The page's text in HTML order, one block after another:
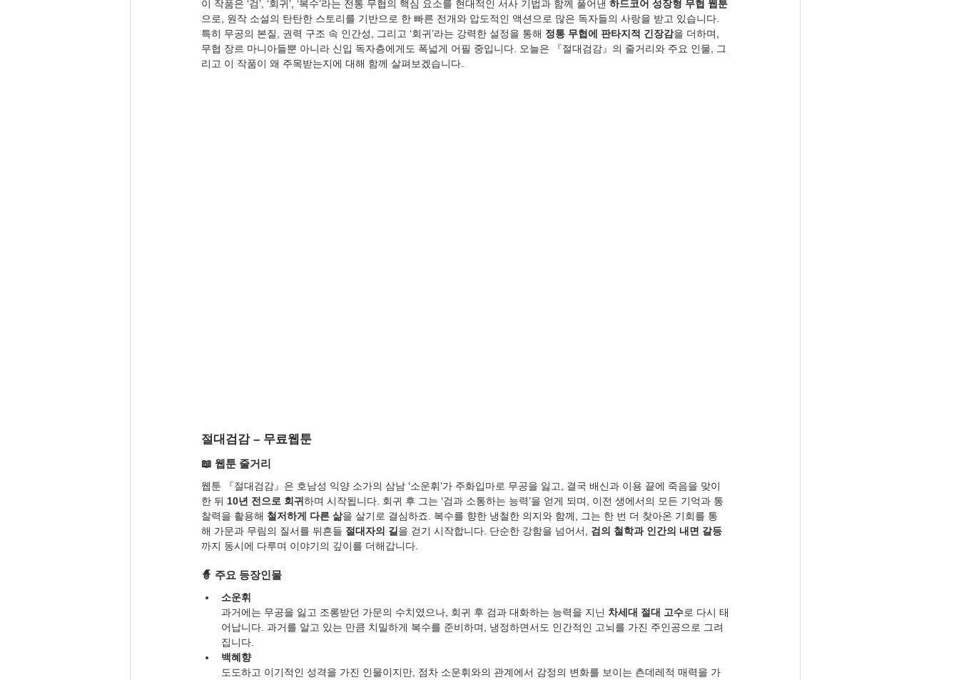
이 작품은 ‘검’, ‘회귀’, ‘복수’라는 전통 무협의 핵심 요소를 현대적인 서사 기법과 함께 풀어낸 하드코어 성장형 무협 웹툰
으로, 원작 소설의 탄탄한 스토리를 기반으로 한 빠른 전개와 압도적인 액션으로 많은 독자들의 사랑을 받고 있습니다.
특히 무공의 본질, 권력 구조 속 인간성, 그리고 ‘회귀’라는 강력한 설정을 통해 정통 무협에 판타지적 긴장감을 더하며,
무협 장르 마니아들뿐 아니라 신입 독자층에게도 폭넓게 어필 중입니다. 오늘은 『절대검감』의 줄거리와 주요 인물, 그
리고 이 작품이 왜 주목받는지에 대해 함께 살펴보겠습니다.
절대검감 – 무료웹툰
📖 웹툰 줄거리
웹툰 『절대검감』은 호남성 익양 소가의 삼남 ‘소운휘’가 주화입마로 무공을 잃고, 결국 배신과 이용 끝에 죽음을 맞이
한 뒤 10년 전으로 회귀하며 시작됩니다. 회귀 후 그는 ‘검과 소통하는 능력’을 얻게 되며, 이전 생에서의 모든 기억과 통
찰력을 활용해 철저하게 다른 삶을 살기로 결심하죠. 복수를 향한 냉철한 의지와 함께, 그는 한 번 더 찾아온 기회를 통
해 가문과 무림의 질서를 뒤흔들 절대자의 길 을 걷기 시작합니다. 단순한 강함을 넘어서, 검의 철학과 인간의 내면 갈등
까지 동시에 다루며 이야기의 깊이를 더해갑니다.
🧙 주요 등장인물
소운휘
과거에는 무공을 잃고 조롱받던 가문의 수치였으나, 회귀 후 검과 대화하는 능력을 지닌 차세대 절대 고수로 다시 태
어납니다. 과거를 알고 있는 만큼 치밀하게 복수를 준비하며, 냉정하면서도 인간적인 고뇌를 가진 주인공으로 그려
집니다.
백혜향
도도하고 이기적인 성격을 가진 인물이지만, 점차 소운휘와의 관계에서 감정의 변화를 보이는 츤데레적 매력을 가